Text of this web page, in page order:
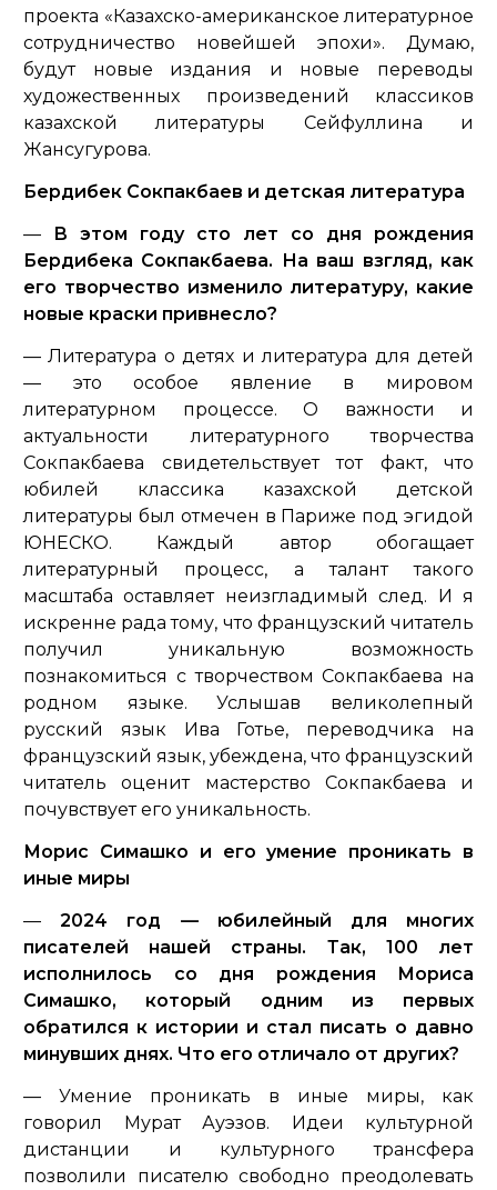
проекта «Казахско-американское литературное
сотрудничество новейшей эпохи». Думаю,
будут новые издания и новые переводы
художественных произведений классиков
казахской литературы Сейфуллина и
Жансугурова.
Бердибек Сокпакбаев и детская литература
—
В этом году сто лет со дня рождения
Бердибека Сокпакбаева. На ваш взгляд, как
его творчество изменило литературу, какие
новые краски привнесло?
— Литература о детях и литература для детей
— это особое явление в мировом
литературном процессе. О важности и
актуальности литературного творчества
Сокпакбаева свидетельствует тот факт, что
юбилей классика казахской детской
литературы был отмечен в Париже под эгидой
ЮНЕСКО. Каждый автор обогащает
литературный процесс, а талант такого
масштаба оставляет неизгладимый след. И я
искренне рада тому, что французский читатель
получил уникальную возможность
познакомиться с творчеством Сокпакбаева на
родном языке. Услышав великолепный
русский язык Ива Готье, переводчика на
французский язык, убеждена, что французский
читатель оценит мастерство Сокпакбаева и
почувствует его уникальность.
Морис Симашко и его умение проникать в
иные миры
—2024 год — юбилейный для многих
писателей нашей страны. Так, 100 лет
исполнилось со дня рождения Мориса
Симашко, который одним из первых
обратился к истории и стал писать о давно
минувших днях. Что его отличало от других?
— Умение проникать в иные миры, как
говорил Мурат Ауэзов. Идеи культурной
дистанции и культурного трансфера
позволили писателю свободно преодолевать